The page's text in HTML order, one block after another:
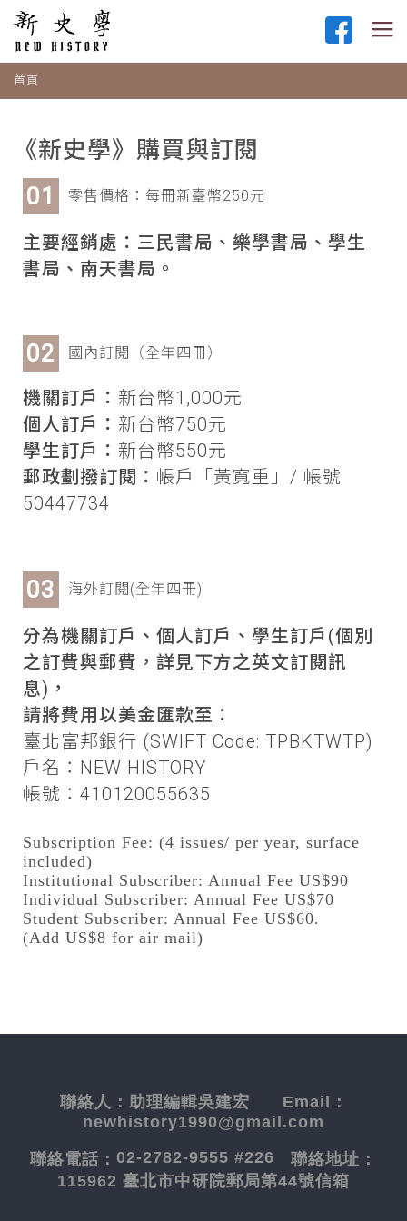
首頁
《新史學》購買與訂閱
零售價格：每冊新臺幣250元
主要經銷處：三民書局、樂學書局、學生
書局、南天書局。
國內訂閱（全年四冊）
機關訂戶： 新台幣1,000元
個人訂戶： 新台幣750元
學生訂戶： 新台幣550元
郵政劃撥訂閱： 帳戶「黃寬重」/ 帳號
50447734
海外訂閱(全年四冊)
分為機關訂戶、個人訂戶、學生訂戶(個別
之訂費與郵費，詳見下方之英文訂閱訊
息)，
請將費用以美金匯款至：
臺北富邦銀行 (SWIFT Code: TPBKTWTP)
戶名：NEW HISTORY
帳號：410120055635
Subscription Fee: (4 issues/ per year, surface
included)
Institutional Subscriber: Annual Fee US$90
Individual Subscriber: Annual Fee US$70
Student Subscriber: Annual Fee US$60.
(Add US$8 for air mail)
聯絡人： 助理編輯吳建宏 Email：
newhistory1990@gmail.com
聯絡電話： 02-2782-9555 #226 聯絡地址：
115962 臺北市中研院郵局第44號信箱